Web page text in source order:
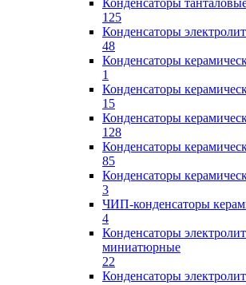
125
Конденсаторы
48
Конденсаторы
1
Конденсаторы
15
Конденсаторы
128
Конденсаторы
85
Конденсаторы
3
ЧИП-конденсаторы
4
Конденсаторы
миниатюрные
22
Конденсаторы